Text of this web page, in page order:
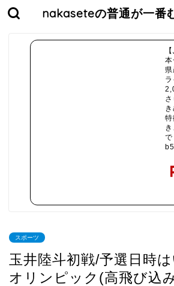
nakaseteの普通が一番
本
で
スポーツ
玉井陸斗初戦/予選日時
オリンピック(高飛び込